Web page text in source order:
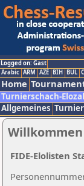
Logged on: Gast
Arabic ARM AZE BIH BUL
Home
Turnierschach-
Allgemeines
FIDE-Elolisten